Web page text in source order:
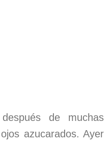
de muchas
azucarados. Ayer